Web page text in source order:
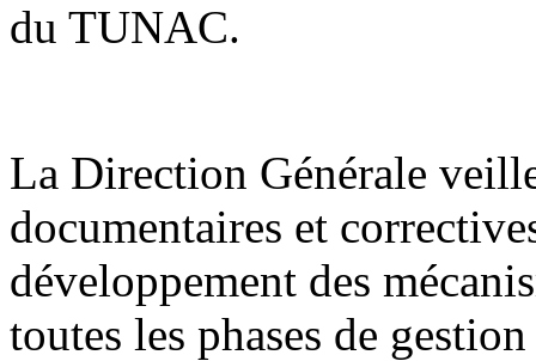
du TUNAC.
La Direction Générale
documentaires et
développement des
toutes les phases de